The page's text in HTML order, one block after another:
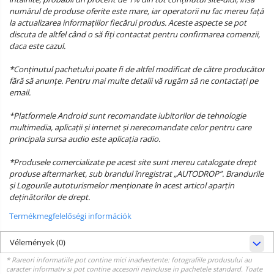
numărul de produse oferite este mare, iar operatorii nu fac mereu față
la actualizarea informațiilor fiecărui produs. Aceste aspecte se pot
discuta de altfel când o să fiți contactat pentru confirmarea comenzii,
daca este cazul.
*Conținutul pachetului poate fi de altfel modificat de către producător
fără să anunțe. Pentru mai multe detalii vă rugăm să ne contactați pe
email.
*Platformele Android sunt recomandate iubitorilor de tehnologie
multimedia, aplicații și internet și nerecomandate celor pentru care
principala sursa audio este aplicația radio.
*Produsele comercializate pe acest site sunt mereu catalogate drept
produse aftermarket, sub brandul înregistrat „AUTODROP”. Brandurile
și Logourile autoturismelor menționate în acest articol aparțin
deținătorilor de drept.
Termékmegfelelőségi információk
Vélemények(0)